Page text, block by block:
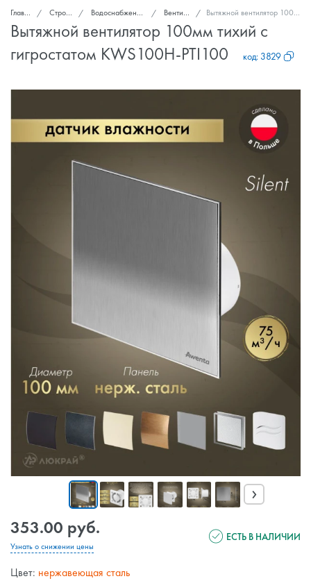
Главная Стройка и ремонт Водоснабжение, канализация, вентиляция Вентиляторы вытяжные Вытяжной вентилятор 100мм тихий с гигростатом KWS100H-PTI100
Вытяжной вентилятор 100мм тихий с
гигростатом KWS100H-PTI100
код: 3829
›
353.00 руб.
Узнать о снижении цены
ЕСТЬ В НАЛИЧИИ
Цвет: нержавеющая сталь